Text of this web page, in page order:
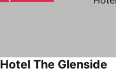
Hotel The Glenside